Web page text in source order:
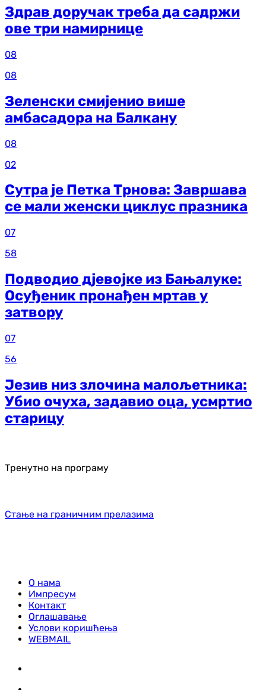
Здрав доручак треба да садржи
ове три намирнице
08
08
Зеленски смијенио више
амбасадора на Балкану
08
02
Сутра је Петка Трнова: Завршава
се мали женски циклус празника
07
58
Подводио дјевојке из Бањалуке:
Осуђеник пронађен мртав у
затвору
07
56
Језив низ злочина малољетника:
Убио очуха, задавио оца, усмртио
старицу
Тренутно на програму
Стање на граничним прелазима
О нама
Импресум
Контакт
Оглашавање
Услови коришћења
WEBMAIL